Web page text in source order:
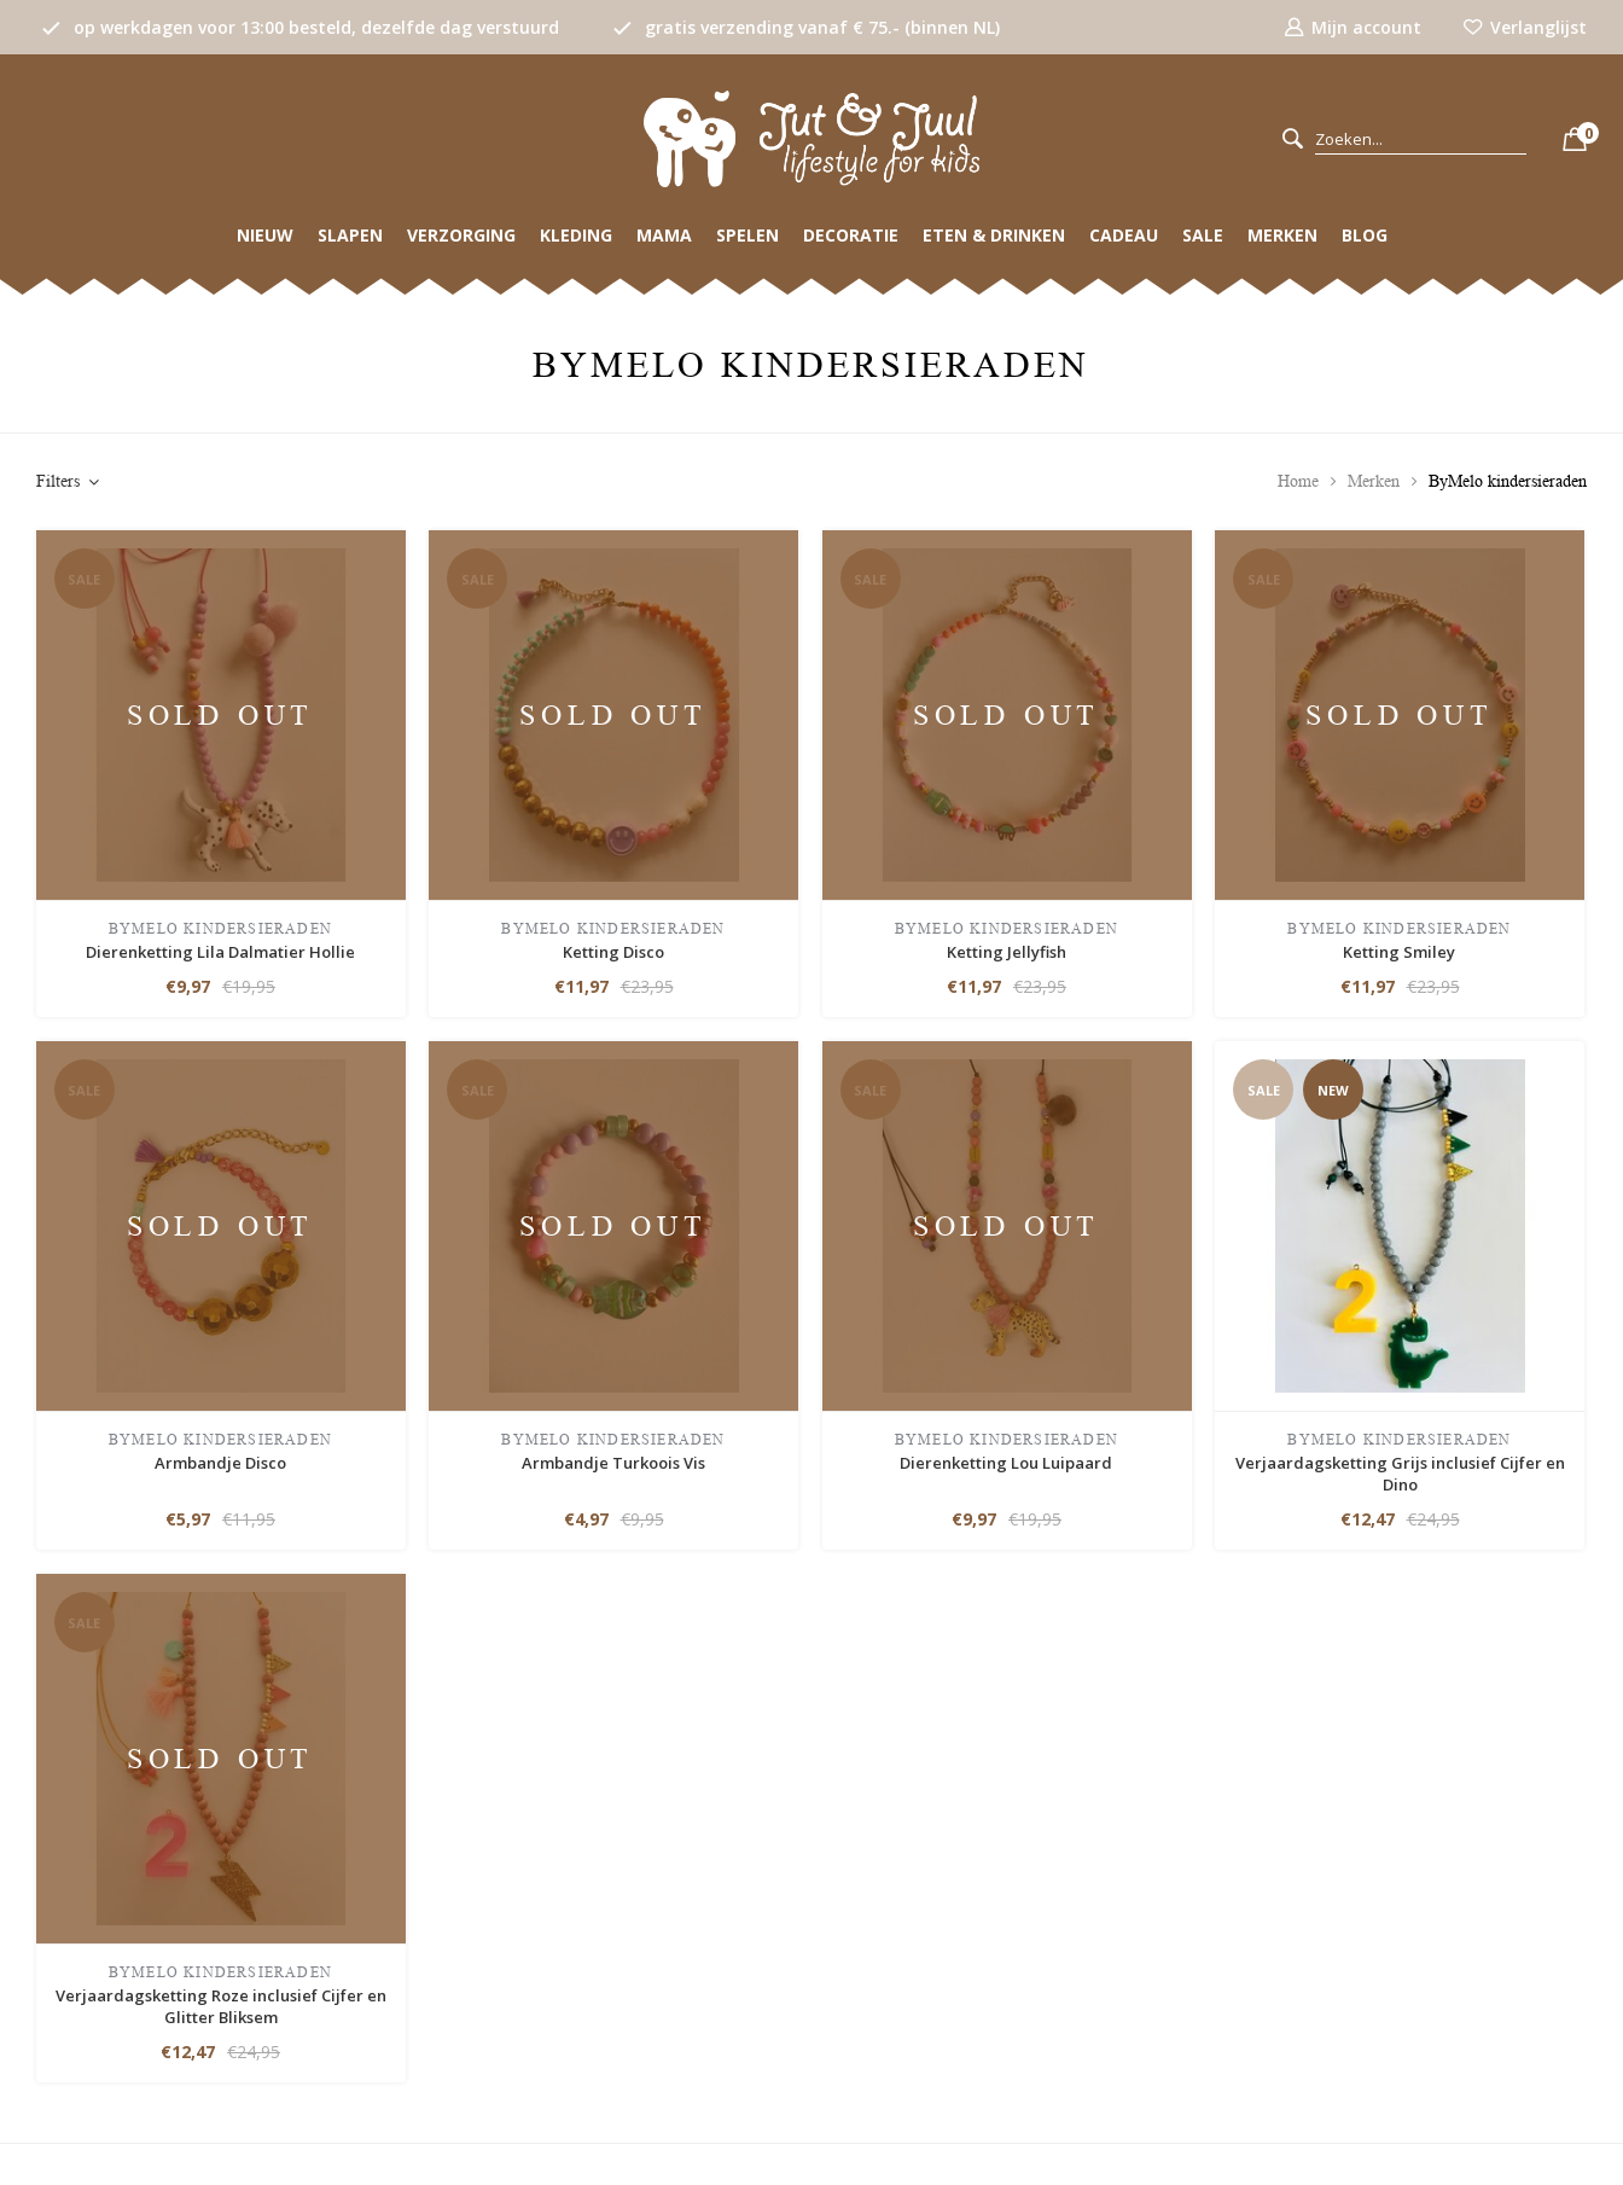
op werkdagen voor 13:00 besteld, dezelfde dag verstuurd gratis verzending vanaf € 75.- (binnen NL) Mijn account Verlanglijst
0
NIEUW SLAPEN VERZORGING KLEDING MAMA SPELEN DECORATIE ETEN & DRINKEN CADEAU SALE MERKEN BLOG
BYMELO KINDERSIERADEN
Filters Home Merken ByMelo kindersieraden
SALE
SOLD OUT
BYMELO KINDERSIERADEN
Dierenketting Lila Dalmatier Hollie
€9,97 €19,95
SALE
SOLD OUT
BYMELO KINDERSIERADEN
Ketting Disco
€11,97 €23,95
SALE
SOLD OUT
BYMELO KINDERSIERADEN
Ketting Jellyfish
€11,97 €23,95
SALE
SOLD OUT
BYMELO KINDERSIERADEN
Ketting Smiley
€11,97 €23,95
SALE
SOLD OUT
BYMELO KINDERSIERADEN
Armbandje Disco
€5,97 €11,95
SALE
SOLD OUT
BYMELO KINDERSIERADEN
Armbandje Turkoois Vis
€4,97 €9,95
SALE
SOLD OUT
BYMELO KINDERSIERADEN
Dierenketting Lou Luipaard
€9,97 €19,95
SALE NEW
BYMELO KINDERSIERADEN
Verjaardagsketting Grijs inclusief Cijfer en
Dino
€12,47 €24,95
SALE
SOLD OUT
BYMELO KINDERSIERADEN
Verjaardagsketting Roze inclusief Cijfer en
Glitter Bliksem
€12,47 €24,95